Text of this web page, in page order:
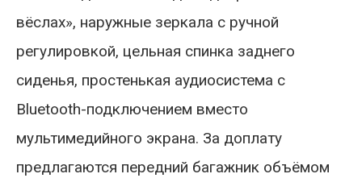
вёслах», наружные зеркала с ручной
регулировкой, цельная спинка заднего
сиденья, простенькая аудиосистема с
Bluetooth-подключением вместо
мультимедийного экрана. За доплату
предлагаются передний багажник объёмом